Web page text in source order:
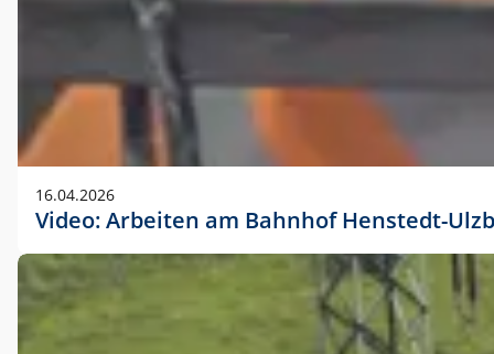
16.04.2026
Video: Arbeiten am Bahnhof Henstedt-